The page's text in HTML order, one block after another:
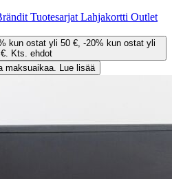
Tuotesarjat Lahjakortti Outlet
kun ostat yli 50 €, -20% kun ostat yli
Kts. ehdot
maksuaikaa. Lue lisää